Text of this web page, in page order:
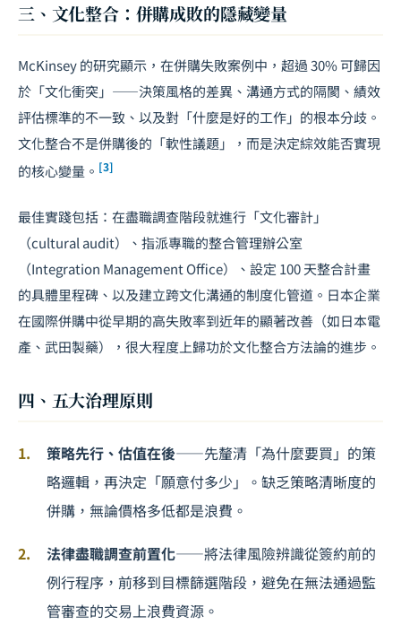
三、文化整合：併購成敗的隱藏變量
McKinsey 的研究顯示，在併購失敗案例中，超過 30% 可歸因
於「文化衝突」——決策風格的差異、溝通方式的隔閡、績效
評估標準的不一致、以及對「什麼是好的工作」的根本分歧。
文化整合不是併購後的「軟性議題」，而是決定綜效能否實現
的核心變量。 [3]
最佳實踐包括：在盡職調查階段就進行「文化審計」
（cultural audit）、指派專職的整合管理辦公室
（Integration Management Office）、設定 100 天整合計畫
的具體里程碑、以及建立跨文化溝通的制度化管道。日本企業
在國際併購中從早期的高失敗率到近年的顯著改善（如日本電
產、武田製藥），很大程度上歸功於文化整合方法論的進步。
四、五大治理原則
策略先行、估值在後——先釐清「為什麼要買」的策
略邏輯，再決定「願意付多少」。缺乏策略清晰度的
併購，無論價格多低都是浪費。
法律盡職調查前置化——將法律風險辨識從簽約前的
例行程序，前移到目標篩選階段，避免在無法通過監
管審查的交易上浪費資源。